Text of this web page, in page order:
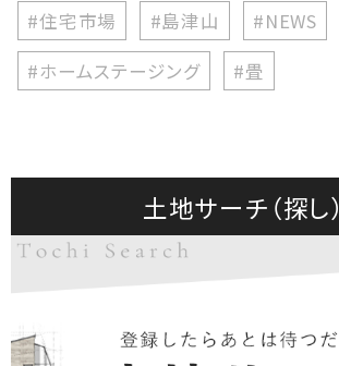
#住宅市場
#島津山
#NEWS
#ホームステージング
#畳
土地サーチ（探し）